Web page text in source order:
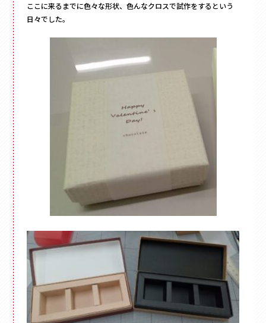
ここに来るまでに色々な形状、色んなクロスで試作をするという
日々でした。